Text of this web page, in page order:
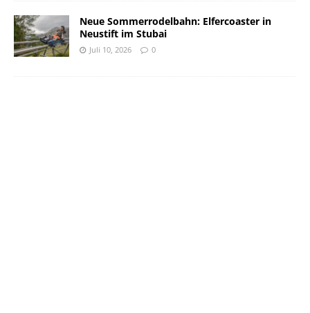
Neue Sommerrodelbahn: Elfercoaster in
Neustift im Stubai
Juli 10, 2026 0